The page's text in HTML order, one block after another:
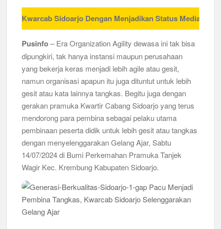
Gemuruh Semangat di Pangkalan SMP YPM 1 Taman: Saat
Kompetisi Mencetak Karakter dan Merajut Generasi di PSCC
Perkuat Kepemimpinan dan Demokrasi, Kwarran Jabon Gelar
Dianpinsa serta Musppanitera 2026
Bukan Cuma Kemah! Pramuka SMK YPM 3 Taman Adopsi
Sistem Kerja Industri Lewat KPDA
Kwarran Porong Gembleng Penegak Pramuka Lewat Pelatihan
Tumbuhkan Ceria dan Karakter Sejak Dini, 704 Pramuka
Siaga Ramaikan Pesta Siaga Kwarran Prambon 2026
Ceria Bersama Pramuka Siaga: Membangun Generasi Tangguh
dan Berkarakter
Karena Karakter Tidak Dibentuk di Ruang Nyaman, LT-1
Sidoarjo Dengan Menjadikan Status Media Sosial
Pusinfo– Era Organization Agility dewasa ini tak bisa
dipungkiri, tak hanya instansi maupun perusahaan
yang bekerja keras menjadi lebih agile atau gesit,
namun organisasi apapun itu juga dituntut untuk lebih
gesit atau kata lainnya tangkas. Begitu juga dengan
gerakan pramuka Kwartir Cabang Sidoarjo yang terus
mendorong para pembina sebagai pelaku utama
pembinaan peserta didik untuk lebih gesit atau tangkas
dengan menyelenggarakan Gelang Ajar, Sabtu
14/07/2024 di Bumi Perkemahan Pramuka Tanjek
Wagir Kec. Krembung Kabupaten Sidoarjo.